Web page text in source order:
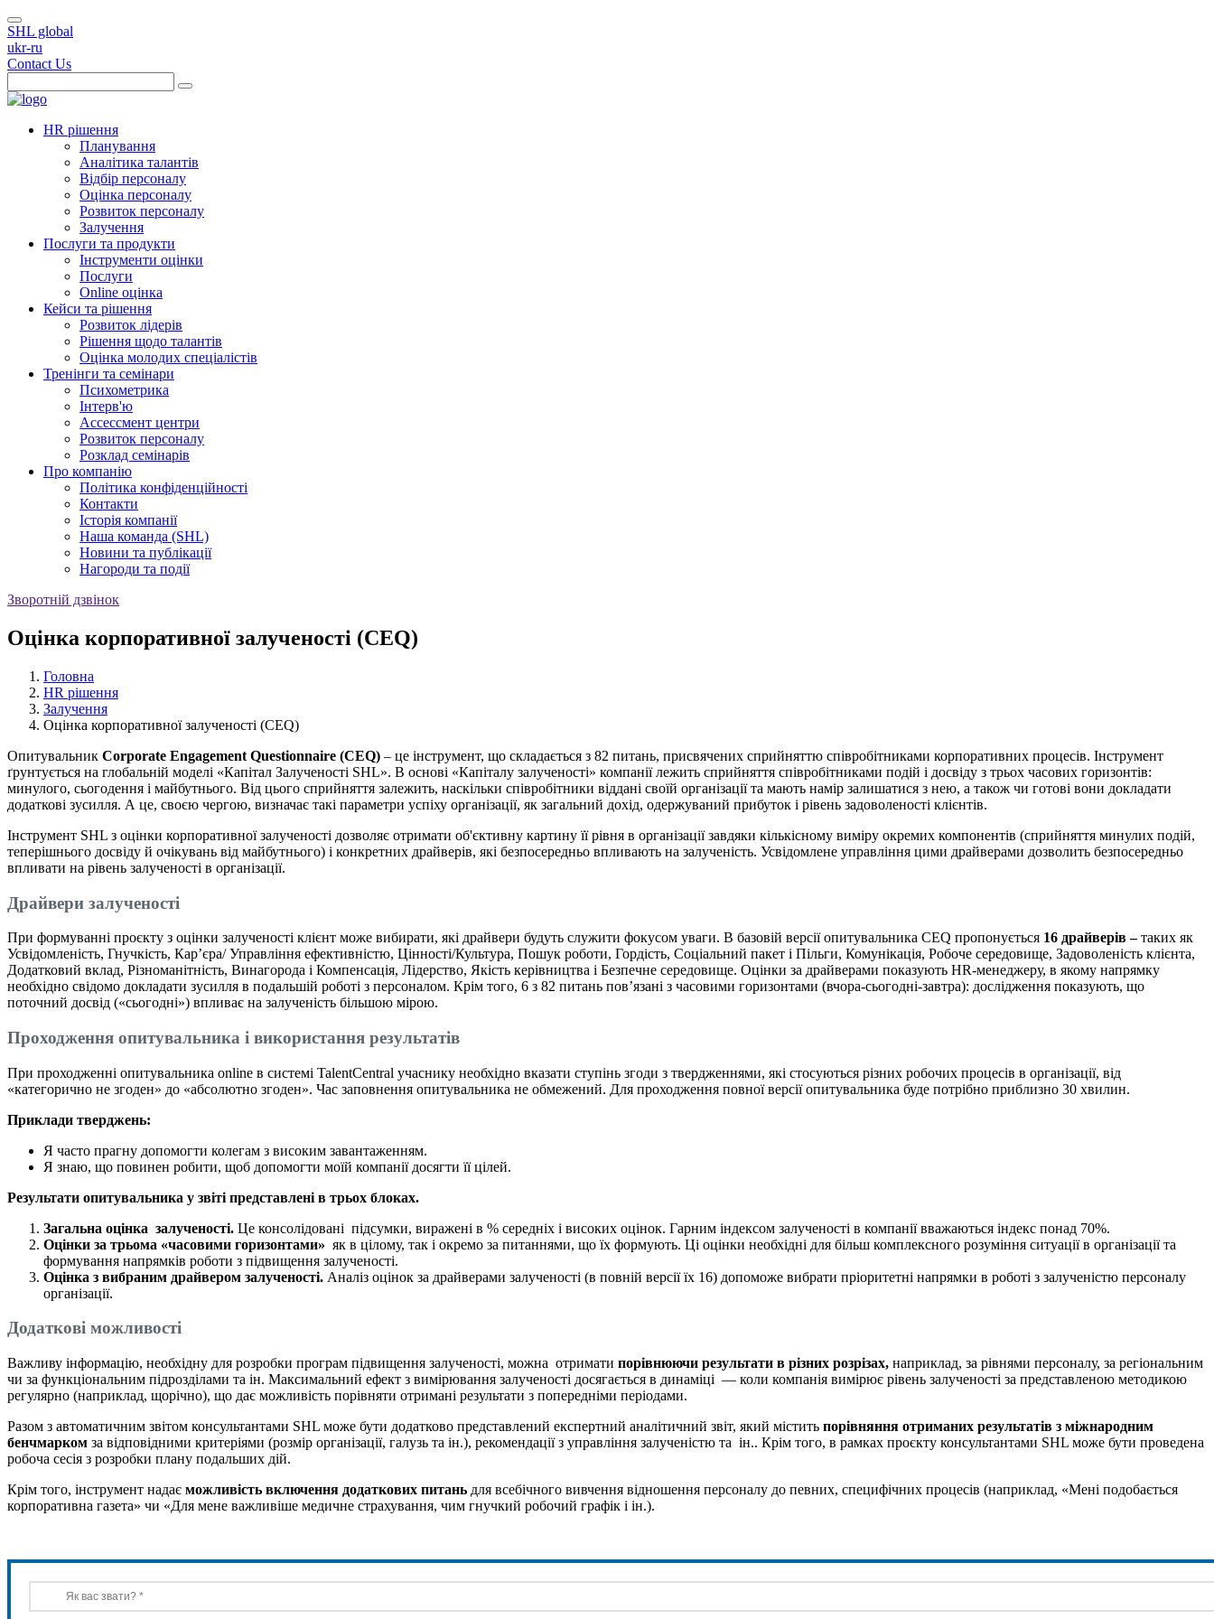
SHL global
ukr-ru
Contact Us
HR рішення
Планування
Аналітика талантів
Відбір персоналу
Оцінка персоналу
Розвиток персоналу
Залучення
Послуги та продукти
Інструменти оцінки
Послуги
Online оцінка
Кейси та рішення
Розвиток лідерів
Рішення щодо талантів
Оцінка молодих спеціалістів
Тренінги та семінари
Психометрика
Iнтерв'ю
Ассессмент центри
Розвиток персоналу
Розклад семінарів
Про компанію
Політика конфіденційності
Контакти
Історія компанії
Наша команда (SHL)
Новини та публікації
Нагороди та події
Зворотній дзвінок
Оцінка корпоративної залученості (CEQ)
Головна
HR рішення
Залучення
Оцінка корпоративної залученості (CEQ)
Опитувальник Corporate Engagement Questionnaire (CEQ) – це інструмент, що складається з 82 питань, присвячених сприйняттю співробітниками корпоративних процесів. Інструмент
ґрунтується на глобальній моделі «Капітал Залученості SHL». В основі «Капіталу залученості» компанії лежить сприйняття співробітниками подій і досвіду з трьох часових горизонтів:
минулого, сьогодення і майбутнього. Від цього сприйняття залежить, наскільки співробітники віддані своїй організації та мають намір залишатися з нею, а також чи готові вони докладати
додаткові зусилля. А це, своєю чергою, визначає такі параметри успіху організації, як загальний дохід, одержуваний прибуток і рівень задоволеності клієнтів.
Інструмент SHL з оцінки корпоративної залученості дозволяє отримати об'єктивну картину її рівня в організації завдяки кількісному виміру окремих компонентів (сприйняття минулих подій,
теперішнього досвіду й очікувань від майбутнього) і конкретних драйверів, які безпосередньо впливають на залученість. Усвідомлене управління цими драйверами дозволить безпосередньо
впливати на рівень залученості в організації.
Драйвери залученості
При формуванні проєкту з оцінки залученості клієнт може вибирати, які драйвери будуть служити фокусом уваги. В базовій версії опитувальника CEQ пропонується 16 драйверів –таких як
Усвідомленість, Гнучкість, Кар’єра/ Управління ефективністю, Цінності/Культура, Пошук роботи, Гордість, Соціальний пакет і Пільги, Комунікація, Робоче середовище, Задоволеність клієнта,
Додатковий вклад, Різноманітність, Винагорода і Компенсація, Лідерство, Якість керівництва і Безпечне середовище. Оцінки за драйверами показують HR-менеджеру, в якому напрямку
необхідно свідомо докладати зусилля в подальшій роботі з персоналом. Крім того, 6 з 82 питань пов’язані з часовими горизонтами (вчора-сьогодні-завтра): дослідження показують, що
поточний досвід («сьогодні») впливає на залученість більшою мірою.
Проходження опитувальника і використання результатів
При проходженні опитувальника online в системі TalentCentral учаснику необхідно вказати ступінь згоди з твердженнями, які стосуються різних робочих процесів в організації, від
«категорично не згоден» до «абсолютно згоден». Час заповнення опитувальника не обмежений. Для проходження повної версії опитувальника буде потрібно приблизно 30 хвилин.
Приклади тверджень:
Я часто прагну допомогти колегам з високим завантаженням.
Я знаю, що повинен робити, щоб допомогти моїй компанії досягти її цілей.
Результати опитувальника у звіті представлені в трьох блоках.
Загальна оцінка залученості. Це консолідовані підсумки, виражені в % середніх і високих оцінок. Гарним індексом залученості в компанії вважаються індекс понад 70%.
Оцінки за трьома «часовими горизонтами» як в цілому, так і окремо за питаннями, що їх формують. Ці оцінки необхідні для більш комплексного розуміння ситуації в організації та
формування напрямків роботи з підвищення залученості.
Оцінка з вибраним драйвером залученості. Аналіз оцінок за драйверами залученості (в повній версії їх 16) допоможе вибрати пріоритетні напрямки в роботі з залученістю персоналу
організації.
Додаткові можливості
Важливу інформацію, необхідну для розробки програм підвищення залученості, можна отримати порівнюючи результати в різних розрізах, наприклад, за рівнями персоналу, за регіональним
чи за функціональним підрозділами та ін. Максимальний ефект з вимірювання залученості досягається в динаміці — коли компанія вимірює рівень залученості за представленою методикою
регулярно (наприклад, щорічно), що дає можливість порівняти отримані результати з попередніми періодами.
Разом з автоматичним звітом консультантами SHL може бути додатково представлений експертний аналітичний звіт, який містить порівняння отриманих результатів з міжнародним
бенчмарком за відповідними критеріями (розмір організації, галузь та ін.), рекомендації з управління залученістю та ін.. Крім того, в рамках проєкту консультантами SHL може бути проведена
робоча сесія з розробки плану подальших дій.
Крім того, інструмент надає можливість включення додаткових питань для всебічного вивчення відношення персоналу до певних, специфічних процесів (наприклад, «Мені подобається
корпоративна газета» чи «Для мене важливіше медичне страхування, чим гнучкий робочий графік і ін.).